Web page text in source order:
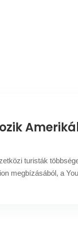
turisták
megbízásából, a